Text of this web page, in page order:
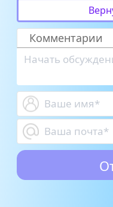
Комментарии